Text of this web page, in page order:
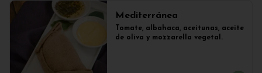
Mediterránea
Tomate, albahaca, aceitunas, aceite
de oliva y mozzarella vegetal.